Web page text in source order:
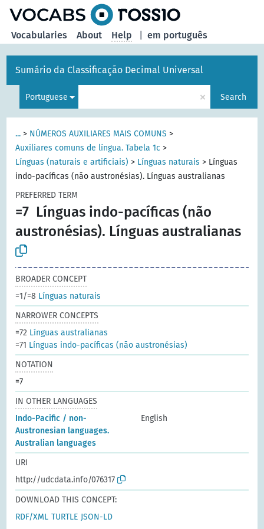
em português
Vocabularies About Help
Sumário da Classificação Decimal Universal
Portuguese × Search
... > NÚMEROS AUXILIARES MAIS COMUNS >
Auxiliares comuns de língua. Tabela 1c >
Línguas (naturais e artificiais) > Línguas naturais > Línguas
indo-pacíficas (não austronésias). Línguas australianas
PREFERRED TERM
=7 Línguas indo-pacíficas (não
austronésias). Línguas australianas
BROADER CONCEPT
=1/=8 Línguas naturais
NARROWER CONCEPTS
=72 Línguas australianas
=71 Línguas indo-pacíficas (não austronésias)
NOTATION
=7
IN OTHER LANGUAGES
Indo-Pacific / non-
Austronesian languages.
Australian languages
English
URI
http://udcdata.info/076317
DOWNLOAD THIS CONCEPT:
RDF/XML TURTLE JSON-LD